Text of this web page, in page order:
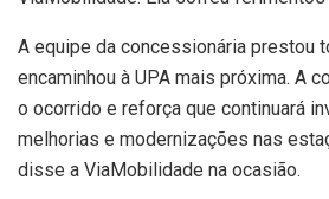
A equipe da concessionária prestou
encaminhou à UPA mais próxima. A
o ocorrido e reforça que continuará
melhorias e modernizações nas
disse a ViaMobilidade na ocasião.